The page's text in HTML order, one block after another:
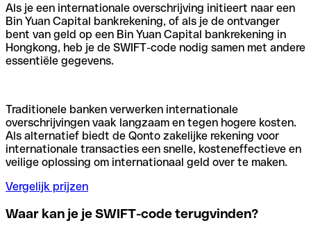
Als je een internationale overschrijving initieert naar een
Bin Yuan Capital bankrekening, of als je de ontvanger
bent van geld op een Bin Yuan Capital bankrekening in
Hongkong, heb je de SWIFT-code nodig samen met andere
essentiële gegevens.
Traditionele banken verwerken internationale
overschrijvingen vaak langzaam en tegen hogere kosten.
Als alternatief biedt de Qonto zakelijke rekening voor
internationale transacties een snelle, kosteneffectieve en
veilige oplossing om internationaal geld over te maken.
Vergelijk prijzen
Waar kan je je SWIFT-code terugvinden?